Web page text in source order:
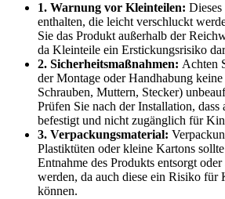
1. Warnung vor Kleinteilen:
enthalten, die leicht verschluckt
Sie das Produkt außerhalb der
da Kleinteile ein Erstickungsrisiko
2. Sicherheitsmaßnahmen: Achten
der Montage oder Handhabung
Schrauben, Muttern, Stecker)
Prüfen Sie nach der Installation,
befestigt und nicht zugänglich für
3. Verpackungsmaterial:
Plastiktüten oder kleine Kartons
Entnahme des Produkts entsorgt
werden, da auch diese ein Risiko für
können.